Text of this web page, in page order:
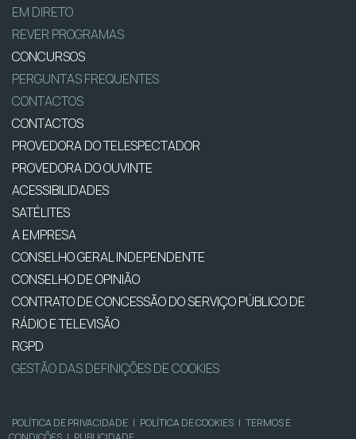
EM DIRETO
REVER PROGRAMAS
CONCURSOS
PERGUNTAS FREQUENTES
CONTACTOS
CONTACTOS
PROVEDORA DO TELESPECTADOR
PROVEDORA DO OUVINTE
ACESSIBILIDADES
SATÉLITES
A EMPRESA
CONSELHO GERAL INDEPENDENTE
CONSELHO DE OPINIÃO
CONTRATO DE CONCESSÃO DO SERVIÇO PÚBLICO DE
RÁDIO E TELEVISÃO
RGPD
GESTÃO DAS DEFINIÇÕES DE COOKIES
POLÍTICA DE PRIVACIDADE | POLÍTICA DE COOKIES | TERMOS E